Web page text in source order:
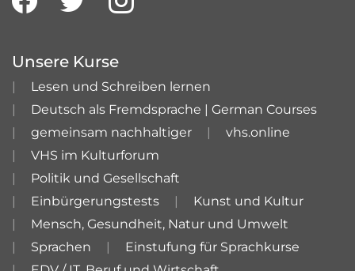
Unsere Kurse
Lesen und Schreiben lernen
Deutsch als Fremdsprache | German Courses
gemeinsam nachhaltiger
vhs.online
VHS im Kulturforum
Politik und Gesellschaft
Einbürgerungstests
Kunst und Kultur
Mensch, Gesundheit, Natur und Umwelt
Sprachen
Einstufung für Sprachkurse